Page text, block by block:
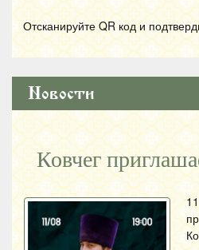
Отсканируйте QR код и
Новости
Ковчег